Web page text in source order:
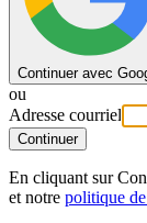
Continuer avec
ou
Adresse courriel
Continuer
En cliquant sur
et notre politique